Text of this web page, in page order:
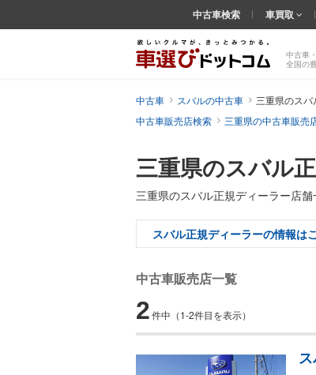
三重県のスバル
三重県のスバル正規ディーラー店
スバル正規ディーラーの情報は
中古車
全国の
中古車検索 車買取
中古車 スバルの中古車
三重県のス
中古車販売店検索
三重県の中古車販売
中古車販売店一覧
2件中 （1-2件目を表示）